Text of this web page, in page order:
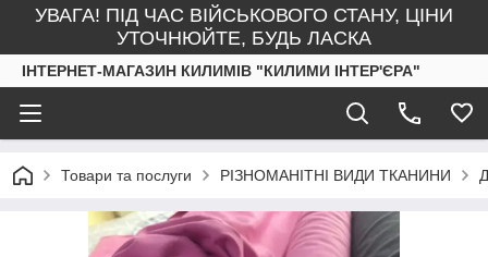
УВАГА! ПІД ЧАС ВІЙСЬКОВОГО СТАНУ, ЦІНИ
УТОЧНЮЙТЕ, БУДЬ ЛАСКА
ІНТЕРНЕТ-МАГАЗИН КИЛИМІВ "КИЛИМИ ІНТЕР'ЄРА"
Товари та послуги РІЗНОМАНІТНІ ВИДИ ТКАНИНИ